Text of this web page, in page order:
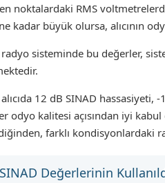
noktalardaki RMS
kadar büyük olursa, alıcının
sisteminde bu değerler,
12 dB SINAD
odyo kalitesi açısından iyi
farklı kondisyonlardaki
Değerlerinin